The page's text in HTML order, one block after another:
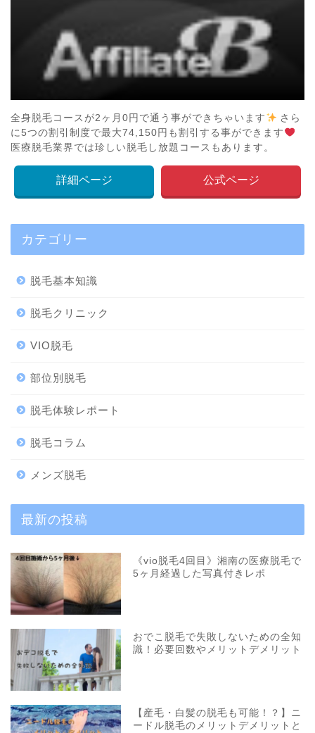
全身脱毛コースが2ヶ月0円で通う事ができちゃいます
さら
に5つの割引制度で最大74,150円も割引する事ができます
医療脱毛業界では珍しい脱毛し放題コースもあります。
詳細ページ 公式ページ
カテゴリー
脱毛基本知識
脱毛クリニック
VIO脱毛
部位別脱毛
脱毛体験レポート
脱毛コラム
メンズ脱毛
最新の投稿
《vio脱毛4回目》湘南の医療脱毛で
5ヶ月経過した写真付きレポ
おでこ脱毛で失敗しないための全知
識！必要回数やメリットデメリット
【産毛・白髪の脱毛も可能！？】ニ
ードル脱毛のメリットデメリットと